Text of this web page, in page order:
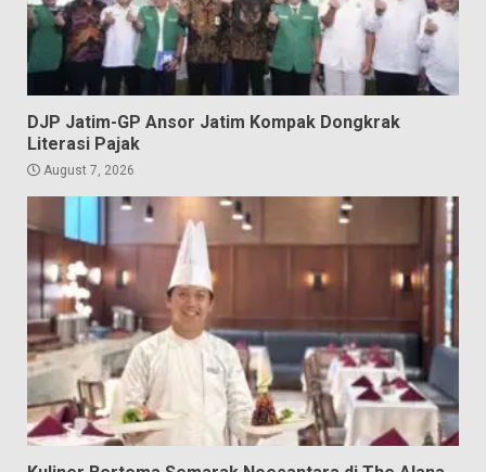
DJP Jatim-GP Ansor Jatim Kompak Dongkrak
Literasi Pajak
August 7, 2026